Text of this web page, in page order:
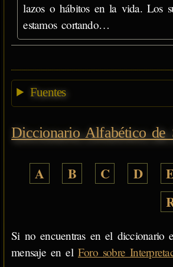
lazos o hábitos en la vida. Los
estamos cortando…
Fuentes
Diccionario Alfabético de
A B C D
Si no encuentras en el diccionario
mensaje en el Foro sobre